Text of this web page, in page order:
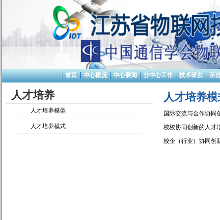
首页 中心概况 中心要闻 分中心工作 技术研发 示
人才培养
人才培养模型
人才培养模式
人才培养模
国际交流与合作协同
校校协同创新的人才
校企（行业）协同创